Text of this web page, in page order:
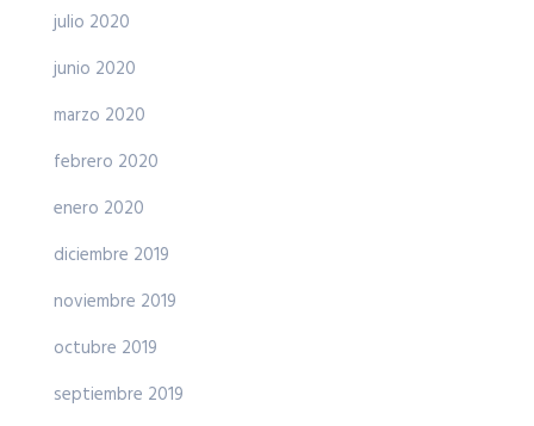
julio 2020
junio 2020
marzo 2020
febrero 2020
enero 2020
diciembre 2019
noviembre 2019
octubre 2019
septiembre 2019